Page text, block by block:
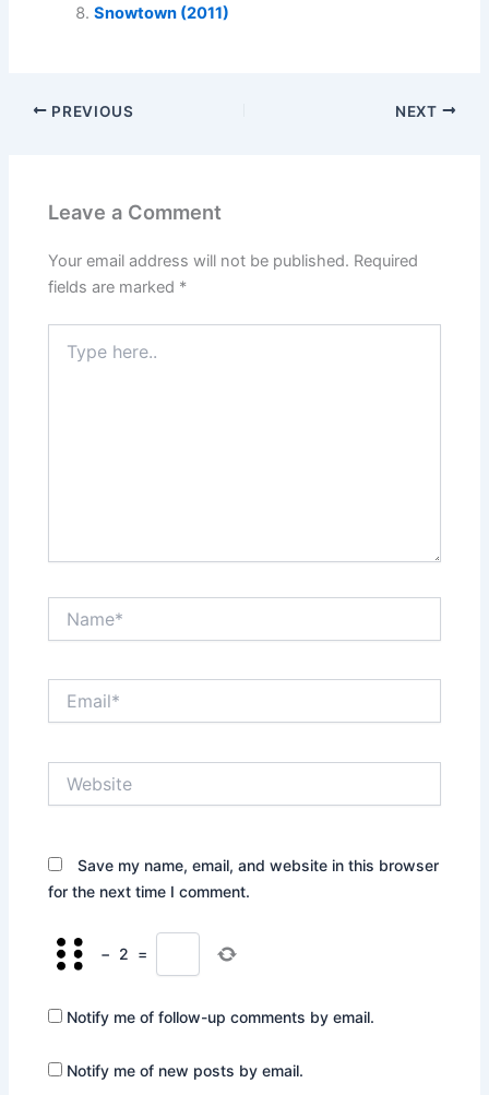
Snowtown (2011)
PREVIOUS NEXT
Leave a Comment
Your email address will not be published. Required
fields are marked *
here..
Save my name, email, and website in this browser
for the next time I comment.
− 2 =
Notify me of follow-up comments by email.
Notify me of new posts by email.